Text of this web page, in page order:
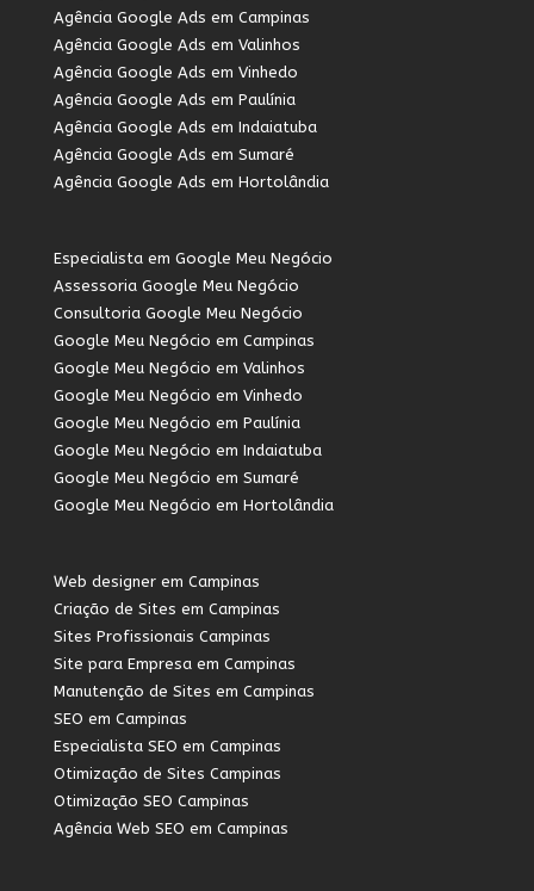
Agência Google Ads em Campinas
Agência Google Ads em Valinhos
Agência Google Ads em Vinhedo
Agência Google Ads em Paulínia
Agência Google Ads em Indaiatuba
Agência Google Ads em Sumaré
Agência Google Ads em Hortolândia
Especialista em Google Meu Negócio
Assessoria Google Meu Negócio
Consultoria Google Meu Negócio
Google Meu Negócio em Campinas
Google Meu Negócio em Valinhos
Google Meu Negócio em Vinhedo
Google Meu Negócio em Paulínia
Google Meu Negócio em Indaiatuba
Google Meu Negócio em Sumaré
Google Meu Negócio em Hortolândia
Web designer em Campinas
Criação de Sites em Campinas
Sites Profissionais Campinas
Site para Empresa em Campinas
Manutenção de Sites em Campinas
SEO em Campinas
Especialista SEO em Campinas
Otimização de Sites Campinas
Otimização SEO Campinas
Agência Web SEO em Campinas